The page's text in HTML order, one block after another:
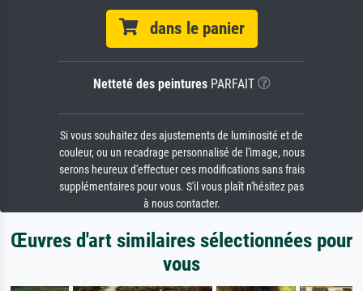
dans le panier
Netteté des peinturesPARFAIT
Si vous souhaitez des ajustements de luminosité et de
couleur, ou un recadrage personnalisé de l'image, nous
serons heureux d'effectuer ces modifications sans frais
supplémentaires pour vous. S'il vous plaît n'hésitez pas
à nous contacter.
Œuvres d'art similaires sélectionnées pour
vous